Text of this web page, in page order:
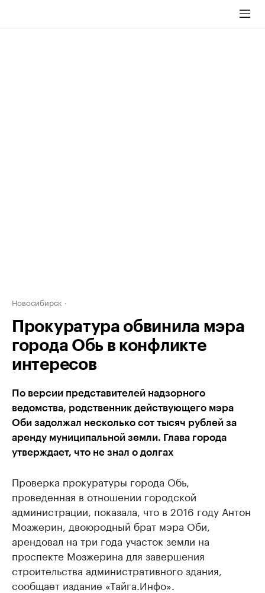
Новосибирск
Прокуратура обвинила мэра
города Обь в конфликте
интересов
По версии представителей надзорного
ведомства, родственник действующего мэра
Оби задолжал несколько сот тысяч рублей за
аренду муниципальной земли. Глава города
утверждает, что не знал о долгах
Проверка прокуратуры города Обь,
проведенная в отношении городской
администрации, показала, что в 2016 году Антон
Мозжерин, двоюродный брат мэра Оби,
арендовал на три года участок земли на
проспекте Мозжерина для завершения
строительства административного здания,
сообщает издание «Тайга.Инфо».